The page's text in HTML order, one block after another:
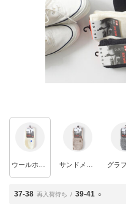
37-38 再入荷待ち 39-41 ○